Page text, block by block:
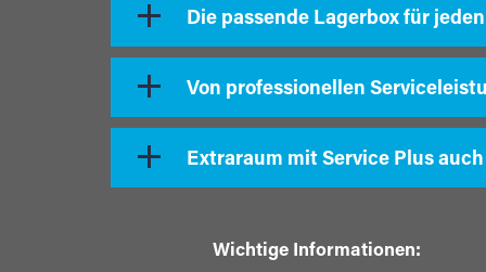
Die passende Lagerbox für
Von professionellen
Extraraum mit Service Plus
Wichtige Informationen: